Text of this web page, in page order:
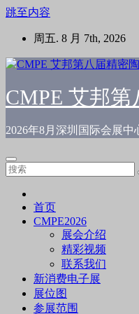
跳至内容
周五. 8 月 7th, 2026
CMPE 艾邦
2026年8月深圳国际会展中
首页
CMPE2026
展会介绍
精彩视频
联系我们
新消费电子展
展位图
参展范围